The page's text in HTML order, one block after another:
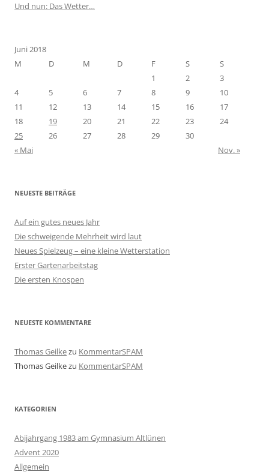
Und nun: Das Wetter…
Juni 2018
M
D M D F S
S
1
2
3
4
5 6 7 8 9
10
11
12 13 14 15 16
17
18
19 20 21 22 23
24
25
26 27 28 29
30
« Mai
Nov. »
NEUESTE BEITRÄGE
Auf ein gutes neues Jahr
Die schweigende Mehrheit wird laut
Neues Spielzeug – eine kleine Wetterstation
Erster Gartenarbeitstag
Die ersten Knospen
NEUESTE KOMMENTARE
Thomas Geilkezu KommentarSPAM
Thomas Geilkezu KommentarSPAM
KATEGORIEN
Abijahrgang 1983 am Gymnasium Altlünen
Advent 2020
Allgemein